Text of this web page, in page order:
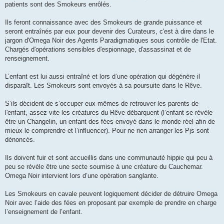
patients sont des Smokeurs enrôlés.
Ils feront connaissance avec des Smokeurs de grande puissance et
seront entraînés par eux pour devenir des Curateurs, c'est à dire dans le
jargon d'Omega Noir des Agents Paradigmatiques sous contrôle de l'Etat.
Chargés d'opérations sensibles d'espionnage, d'assassinat et de
renseignement.
L’enfant est lui aussi entraîné et lors d’une opération qui dégénère il
disparaît. Les Smokeurs sont envoyés à sa poursuite dans le Rêve.
S’ils décident de s’occuper eux-mêmes de retrouver les parents de
l'enfant, assez vite les créatures du Rêve débarquent (l’enfant se révèle
être un Changelin, un enfant des fées envoyé dans le monde réel afin de
mieux le comprendre et l’influencer). Pour ne rien arranger les Pjs sont
dénoncés.
Ils doivent fuir et sont accueillis dans une communauté hippie qui peu à
peu se révèle être une secte soumise à une créature du Cauchemar.
Omega Noir intervient lors d’une opération sanglante.
Les Smokeurs en cavale peuvent logiquement décider de détruire Omega
Noir avec l’aide des fées en proposant par exemple de prendre en charge
l’enseignement de l’enfant.